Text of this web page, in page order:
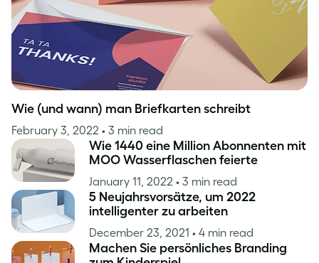
Wie (und wann) man Briefkarten schreibt
February 3, 2022 • 3 min read
Wie 1440 eine Million Abonnenten mit
MOO Wasserflaschen feierte
January 11, 2022 • 3 min read
5 Neujahrsvorsätze, um 2022
intelligenter zu arbeiten
December 23, 2021 • 4 min read
Machen Sie persönliches Branding